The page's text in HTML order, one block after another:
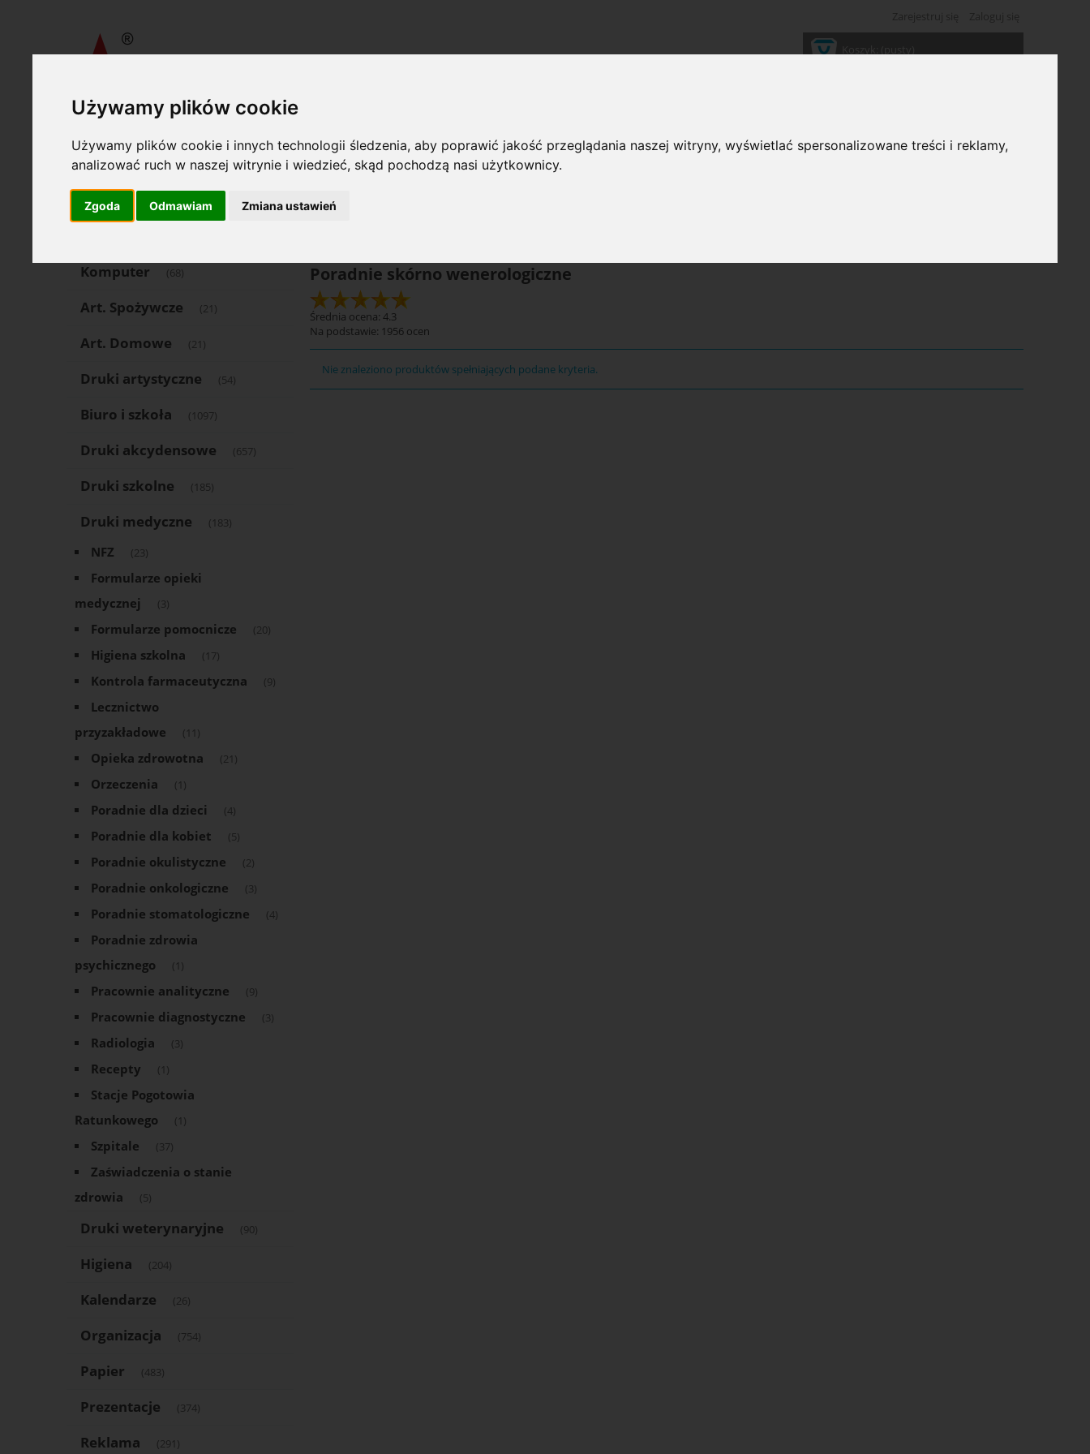
Używamy plików cookie
Używamy plików cookie i innych technologii śledzenia, aby poprawić jakość przeglądania naszej witryny, wyświetlać spersonalizowane treści i reklamy,
analizować ruch w naszej witrynie i wiedzieć, skąd pochodzą nasi użytkownicy.
Zgoda Odmawiam Zmiana ustawień
Poradnie skórno wenerologiczne
Oferta
Art. Piśmienne (1504)
Komputer (68)
Art. Spożywcze (21)
Art. Domowe (21)
Druki artystyczne (54)
Biuro i szkoła (1097)
Druki akcydensowe (657)
Druki szkolne (185)
Druki medyczne (183)
NFZ (23)
Formularze opieki
medycznej
(3)
Formularze pomocnicze (20)
Higiena szkolna (17)
Kontrola farmaceutyczna (9)
Lecznictwo
przyzakładowe
(11)
Opieka zdrowotna (21)
Orzeczenia (1)
Poradnie dla dzieci (4)
Poradnie dla kobiet (5)
Poradnie okulistyczne (2)
Poradnie onkologiczne (3)
Poradnie stomatologiczne (4)
Poradnie zdrowia
psychicznego
(1)
Pracownie analityczne (9)
Pracownie diagnostyczne (3)
Radiologia (3)
Recepty (1)
Stacje Pogotowia
Ratunkowego
(1)
Szpitale (37)
Zaświadczenia o stanie
zdrowia
(5)
Druki weterynaryjne (90)
Higiena (204)
Kalendarze (26)
Organizacja (754)
Papier (483)
Prezentacje (374)
Reklama (291)
Opcje przeglądania
Kategorie: Poradnie skórno wenerologiczne
Poradnie skórno wenerologiczne
Średnia ocena: 4.3
Na podstawie: 1956 ocen
Nie znaleziono produktów spełniających podane kryteria.